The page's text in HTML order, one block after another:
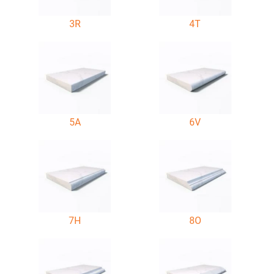
3R 4T
5A 6V
7H 8O